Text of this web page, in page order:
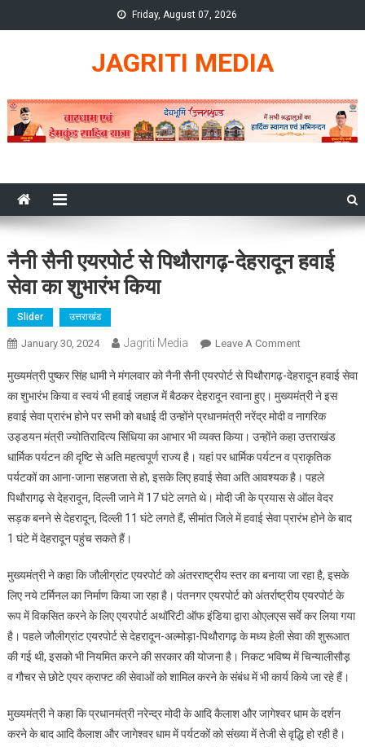
to
Friday, August 07, 2026
JAGRITI MEDIA
नैनी सैनी एयरपोर्ट से पिथौरागढ़-देहरादून हवाई
सेवा का शुभारंभ किया
Slider उत्तराखंड
January 30, 2024 Jagriti Media Leave A CommentOn
सैनी
एयरपोर्ट
से
पिथौरागढ़-
देहरादून
हवाई
सेवा
का
मुख्यमंत्री पुष्कर सिंह धामी ने मंगलवार को नैनी सैनी एयरपोर्ट से पिथौरागढ़-देहरादून हवाई सेवा
का शुभारंभ किया व स्वयं भी हवाई जहाज में बैठकर देहरादून रवाना हुए। मुख्यमंत्री ने इस
हवाई सेवा प्रारंभ होने पर सभी को बधाई दी उन्होंने प्रधानमंत्री नरेंद्र मोदी व नागरिक
उड्डयन मंत्री ज्योतिरादित्य सिंधिया का आभार भी व्यक्त किया। उन्होंने कहा उत्तराखंड
धार्मिक पर्यटन की दृष्टि से अति महत्वपूर्ण राज्य है। यहां पर धार्मिक पर्यटन व प्राकृतिक
पर्यटकों का आना-जाना सहजता से हो, इसके लिए हवाई सेवा अति आवश्यक है। पहले
पिथौरागढ़ से देहरादून, दिल्ली जाने में 17 घंटे लगते थे। मोदी जी के प्रयास से ऑल वेदर
सड़क बनने से देहरादून, दिल्ली 11 घंटे लगते हैं, सीमांत जिले में हवाई सेवा प्रारंभ होने के बाद
1 घंटे में देहरादून पहुंच सकते हैं।
मुख्यमंत्री ने कहा कि जौलीग्रांट एयरपोर्ट को अंतरराष्ट्रीय स्तर का बनाया जा रहा है, इसके
लिए नये टर्मिनल का निर्माण किया जा रहा है। पंतनगर एयरपोर्ट को अंतर्राष्ट्रीय एयरपोर्ट के
रूप में विकसित करने के लिए एयरपोर्ट अथॉरिटी ऑफ इंडिया द्वारा ओएलएस सर्वे कर लिया गया
है। पहले जौलीग्रांट एयरपोर्ट से देहरादून-अल्मोड़ा-पिथौरागढ़ के मध्य हेली सेवा की शुरूआत
की गई थी, इसको भी नियमित करने की सरकार की योजना है। निकट भविष्य में चिन्यालीसौड़़
व गौचर से छोटे एयर क्राफ्ट की सेवाओं को शामिल करने के संबंध में भी कार्य किये जा रहे हैं।
मुख्यमंत्री ने कहा कि प्रधानमंत्री नरेन्द्र मोदी के आदि कैलाश और जागेश्वर धाम के दर्शन
करने के बाद आदि कैलाश और जागेश्वर धाम में पर्यटकों को संख्या में तेजी से वृद्धि हो रही है।